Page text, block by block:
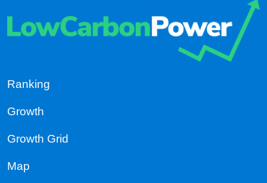
Ranking
Growth
Growth Grid
Map